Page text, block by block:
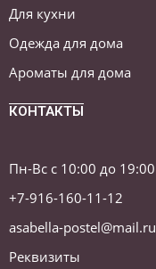
Для кухни
Одежда для дома
Ароматы для дома
КОНТАКТЫ
Пн-Вс с 10:00 до 19:00
+7-916-160-11-12
asabella-postel@mail.ru
Реквизиты